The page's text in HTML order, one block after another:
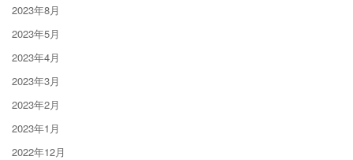
2023年8月
2023年5月
2023年4月
2023年3月
2023年2月
2023年1月
2022年12月